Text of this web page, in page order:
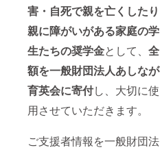
害・自死で親を亡くしたり
親に障がいがある家庭の学
生たちの奨学金として、 全
額を一般財団法人あしなが
育英会に寄付し、大切に使
用させていただきます。
ご支援者情報を一般財団法